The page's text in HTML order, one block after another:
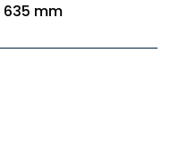
635 mm